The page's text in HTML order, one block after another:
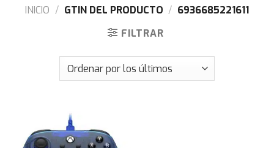
INICIO / GTIN DEL PRODUCTO / 6936685221611
FILTRAR